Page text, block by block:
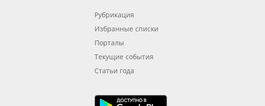
Рубрикация
Избранные списки
Порталы
Текущие события
Статьи года